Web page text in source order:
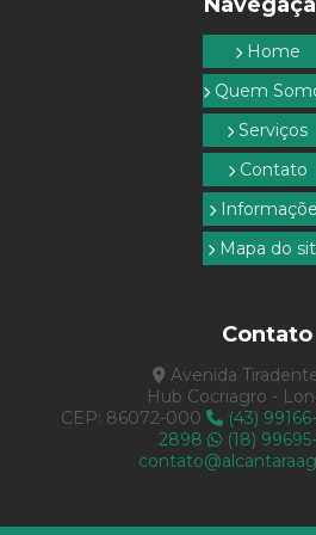
Topografia e georreferenciamento
Topografia em são paulo
Home
Quem
Serviços
Contato
Mapa do
Contato
Avenida
Hub Cocriagro -
CEP: 86072-000
(43)
2898
(18)